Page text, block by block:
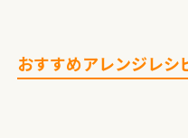
おすすめアレンジレシ